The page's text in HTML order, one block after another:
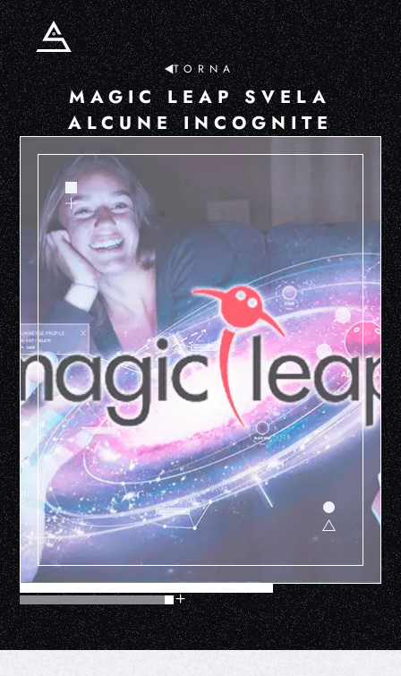
TORNA
MAGIC LEAP SVELA
ALCUNE INCOGNITE